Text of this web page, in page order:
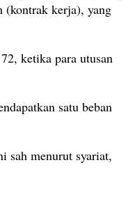
(kontrak kerja), yang
ketika para utusan
satu beban
sah menurut syariat,